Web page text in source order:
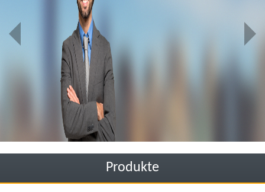
Produkte